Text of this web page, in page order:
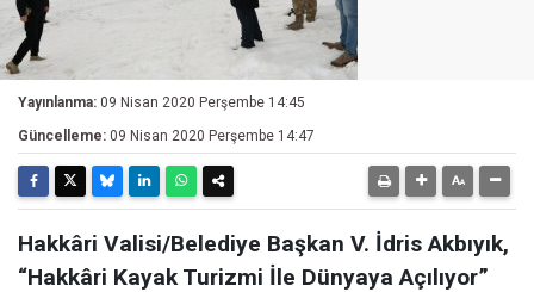
Yayınlanma: 09 Nisan 2020 Perşembe 14:45
Güncelleme: 09 Nisan 2020 Perşembe 14:47
Hakkâri Valisi/Belediye Başkan V. İdris Akbıyık,
“Hakkâri Kayak Turizmi İle Dünyaya Açılıyor”